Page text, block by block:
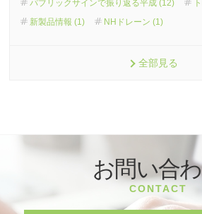
パブリックサインで振り返る平成 (12)
新製品情報 (1)
NHドレーン (1)
全部見る
お問い合
CONTACT